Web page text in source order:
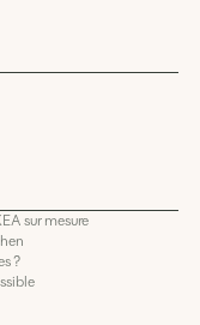
sur mesure
?